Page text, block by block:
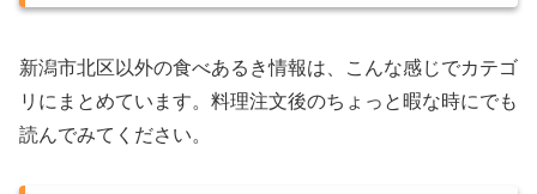
新潟市北区以外の食べあるき情報は、こんな感じでカテゴ
リにまとめています。料理注文後のちょっと暇な時にでも
読んでみてください。